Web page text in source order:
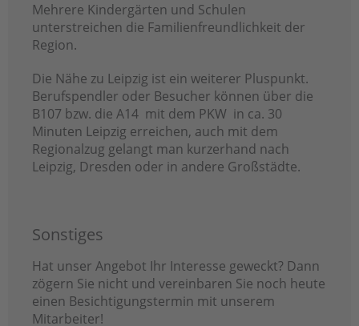
Mehrere Kindergärten und Schulen
unterstreichen die Familienfreundlichkeit der
Region.
Die Nähe zu Leipzig ist ein weiterer Pluspunkt.
Berufspendler oder Besucher können über die
B107 bzw. die A14 mit dem PKW in ca. 30
Minuten Leipzig erreichen, auch mit dem
Regionalzug gelangt man kurzerhand nach
Leipzig, Dresden oder in andere Großstädte.
Sonstiges
Hat unser Angebot Ihr Interesse geweckt? Dann
zögern Sie nicht und vereinbaren Sie noch heute
einen Besichtigungstermin mit unserem
Mitarbeiter!